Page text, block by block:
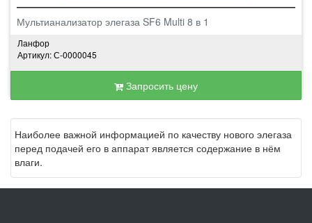
Мультианализатор элегаза SF6 Multi 8 в 1
Ланфор
Артикул: С-0000045
Запросить цену
Наиболее важной информацией по качеству нового элегаза
перед подачей его в аппарат является содержание в нём
влаги.